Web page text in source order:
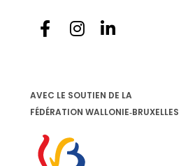
AVEC LE SOUTIEN DE LA
FÉDÉRATION WALLONIE‐BRUXELLES